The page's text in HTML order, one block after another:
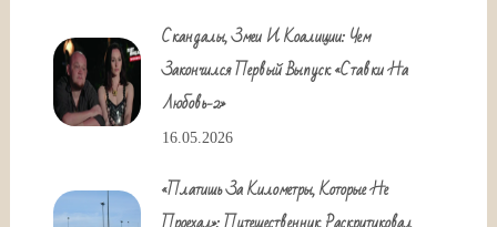
Скандалы, Змеи И Коалиции: Чем
Закончился Первый Выпуск «Ставки На
Любовь-2»
16.05.2026
«Платишь За Километры, Которые Не